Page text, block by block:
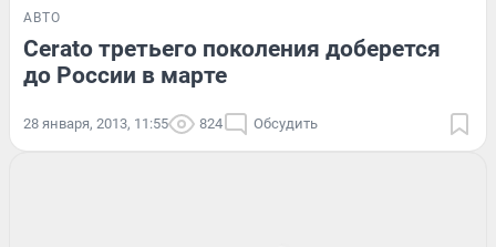
АВТО
Cerato третьего поколения доберется
до России в марте
28 января, 2013, 11:55 824 Обсудить